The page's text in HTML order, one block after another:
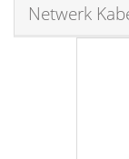
Netwerk